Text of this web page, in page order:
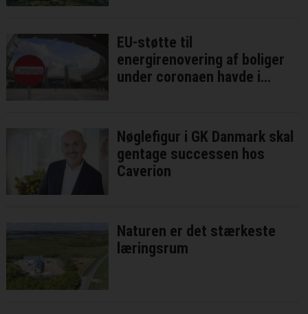
EU-støtte til
energirenovering af boliger
under coronaen havde i
Nøglefigur i GK Danmark skal
gentage successen hos
Caverion
Naturen er det stærkeste
læringsrum